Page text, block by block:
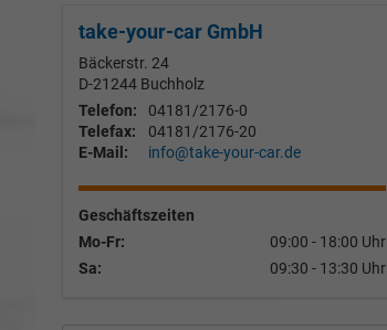
take-your-car GmbH
Bäckerstr. 24
D-21244 Buchholz
Telefon:
04181/2176-0
Telefax:
04181/2176-20
E-Mail:
info@take-your-car.de
Geschäftszeiten
Mo-Fr:
09:00 - 18:00 Uhr
Sa:
09:30 - 13:30 Uhr